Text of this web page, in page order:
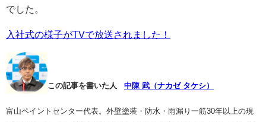
でした。
入社式の様子がTVで放送されました！
この記事を書いた人 中陳 武（ナカゼ タケシ）
富山ペイントセンター代表。外壁塗装・防水・雨漏り一筋30年以上の現